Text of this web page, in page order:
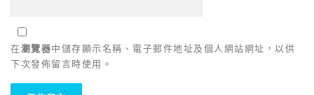
在瀏覽器中儲存顯示名稱、電子郵件地址及個人網站網址，以供
下次發佈留言時使用。